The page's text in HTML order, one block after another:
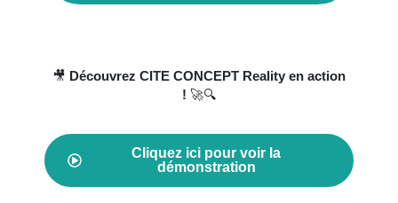
🎥 Découvrez CITE CONCEPT Reality en action
! 🚀🔍
Cliquez ici pour voir la
démonstration